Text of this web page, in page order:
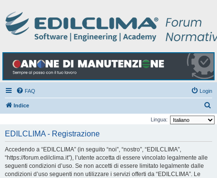
FAQ Login
Indice
e
Lingua:
EDILCLIMA - Registrazione
Accedendo a “EDILCLIMA” (in seguito “noi”, “nostro”, “EDILCLIMA”,
“https://forum.edilclima.it”), l’utente accetta di essere vincolato legalmente alle
seguenti condizioni d’uso. Se non accetti di essere limitato legalmente dalle
condizioni d’uso seguenti non utilizzare i servizi offerti da “EDILCLIMA”. Le